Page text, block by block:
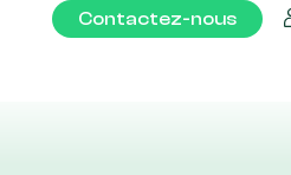
Contactez-nous